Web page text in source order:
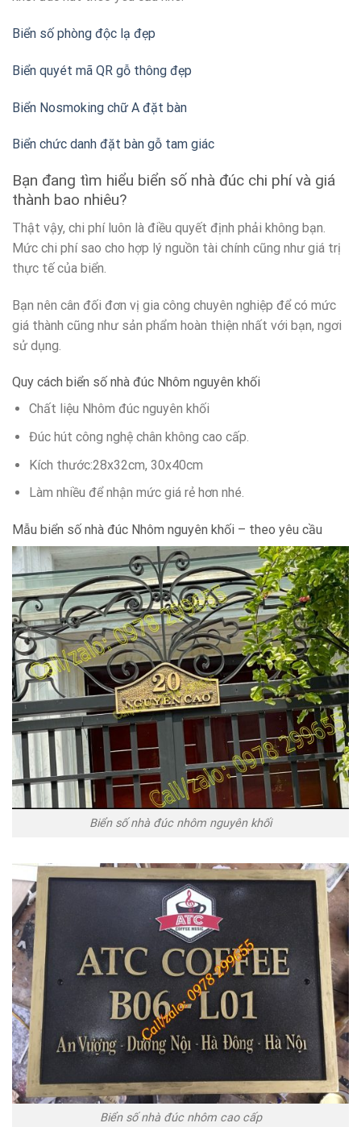
Biển số phòng độc lạ đẹp
Biển quyét mã QR gỗ thông đẹp
Biển Nosmoking chữ A đặt bàn
Biển chức danh đặt bàn gỗ tam giác
Bạn đang tìm hiểu biển số nhà đúc chi phí và giá
thành bao nhiêu?
Thật vậy, chi phí luôn là điều quyết định phải không bạn.
Mức chi phí sao cho hợp lý nguồn tài chính cũng như giá trị
thực tế của biển.
Bạn nên cân đối đơn vị gia công chuyên nghiệp để có mức
giá thành cũng như sản phẩm hoàn thiện nhất với bạn, ngơi
sử dụng.
Quy cách biển số nhà đúc Nhôm nguyên khối
Chất liệu Nhôm đúc nguyên khối
Đúc hút công nghệ chân không cao cấp.
Kích thước:28x32cm, 30x40cm
Làm nhiều để nhận mức giá rẻ hơn nhé.
Mẫu biển số nhà đúc Nhôm nguyên khối – theo yêu cầu
Biển số nhà đúc nhôm nguyên khối
Biển số nhà đúc nhôm cao cấp